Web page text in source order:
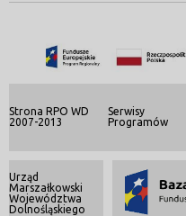
Strona RPO WD
2007-2013
Serwisy
Programów
Urząd
Marszałkowski
Województwa
Dolnośląskiego